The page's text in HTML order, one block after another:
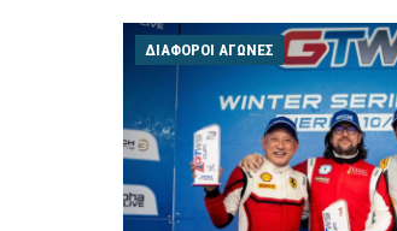
ΔΙΆΦΟΡΟΙ ΑΓΏΝΕΣ